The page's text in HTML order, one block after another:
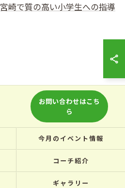
宮崎で質の高い小学生への指導
お問い合わせはこち
ら
今月のイベント情報
コーチ紹介
ギャラリー